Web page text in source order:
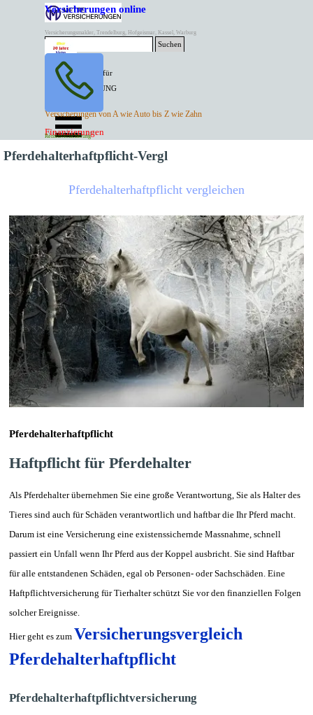
Direkt zum Seiteninhalt
Versicherungen online
Versicherungsmakler, Trendelburg, Hofgeismar, Kassel, Warburg
BESTER PREIS für
SPITZEN LEISTUNG
ANGEBOTE
Versicherungen von A wie Auto bis Z wie Zahn
Kontakt Tel. 05671/7799991
Mette Versicherungen
Suchen
Versicherungen
Finanzierungen
Rentenversicherung
Menü überspringen
Pferdehalterhaftpflicht-Vergl
Pferdehalterhaftpflicht vergleichen
Pferdehalterhaftpflicht
Haftpflicht für Pferdehalter
Als Pferdehalter übernehmen Sie eine große Verantwortung, Sie als Halter des
Tieres sind auch für Schäden verantwortlich und haftbar die Ihr Pferd macht.
Darum ist eine Versicherung eine existenssichernde Massnahme, schnell
passiert ein Unfall wenn Ihr Pferd aus der Koppel ausbricht. Sie sind Haftbar
für alle entstandenen Schäden, egal ob Personen- oder Sachschäden. Eine
Haftpflichtversicherung für Tierhalter schützt Sie vor den finanziellen Folgen
solcher Ereignisse.
Hier geht es zum Versicherungsvergleich
Pferdehalterhaftpflicht
Pferdehalterhaftpflichtversicherung